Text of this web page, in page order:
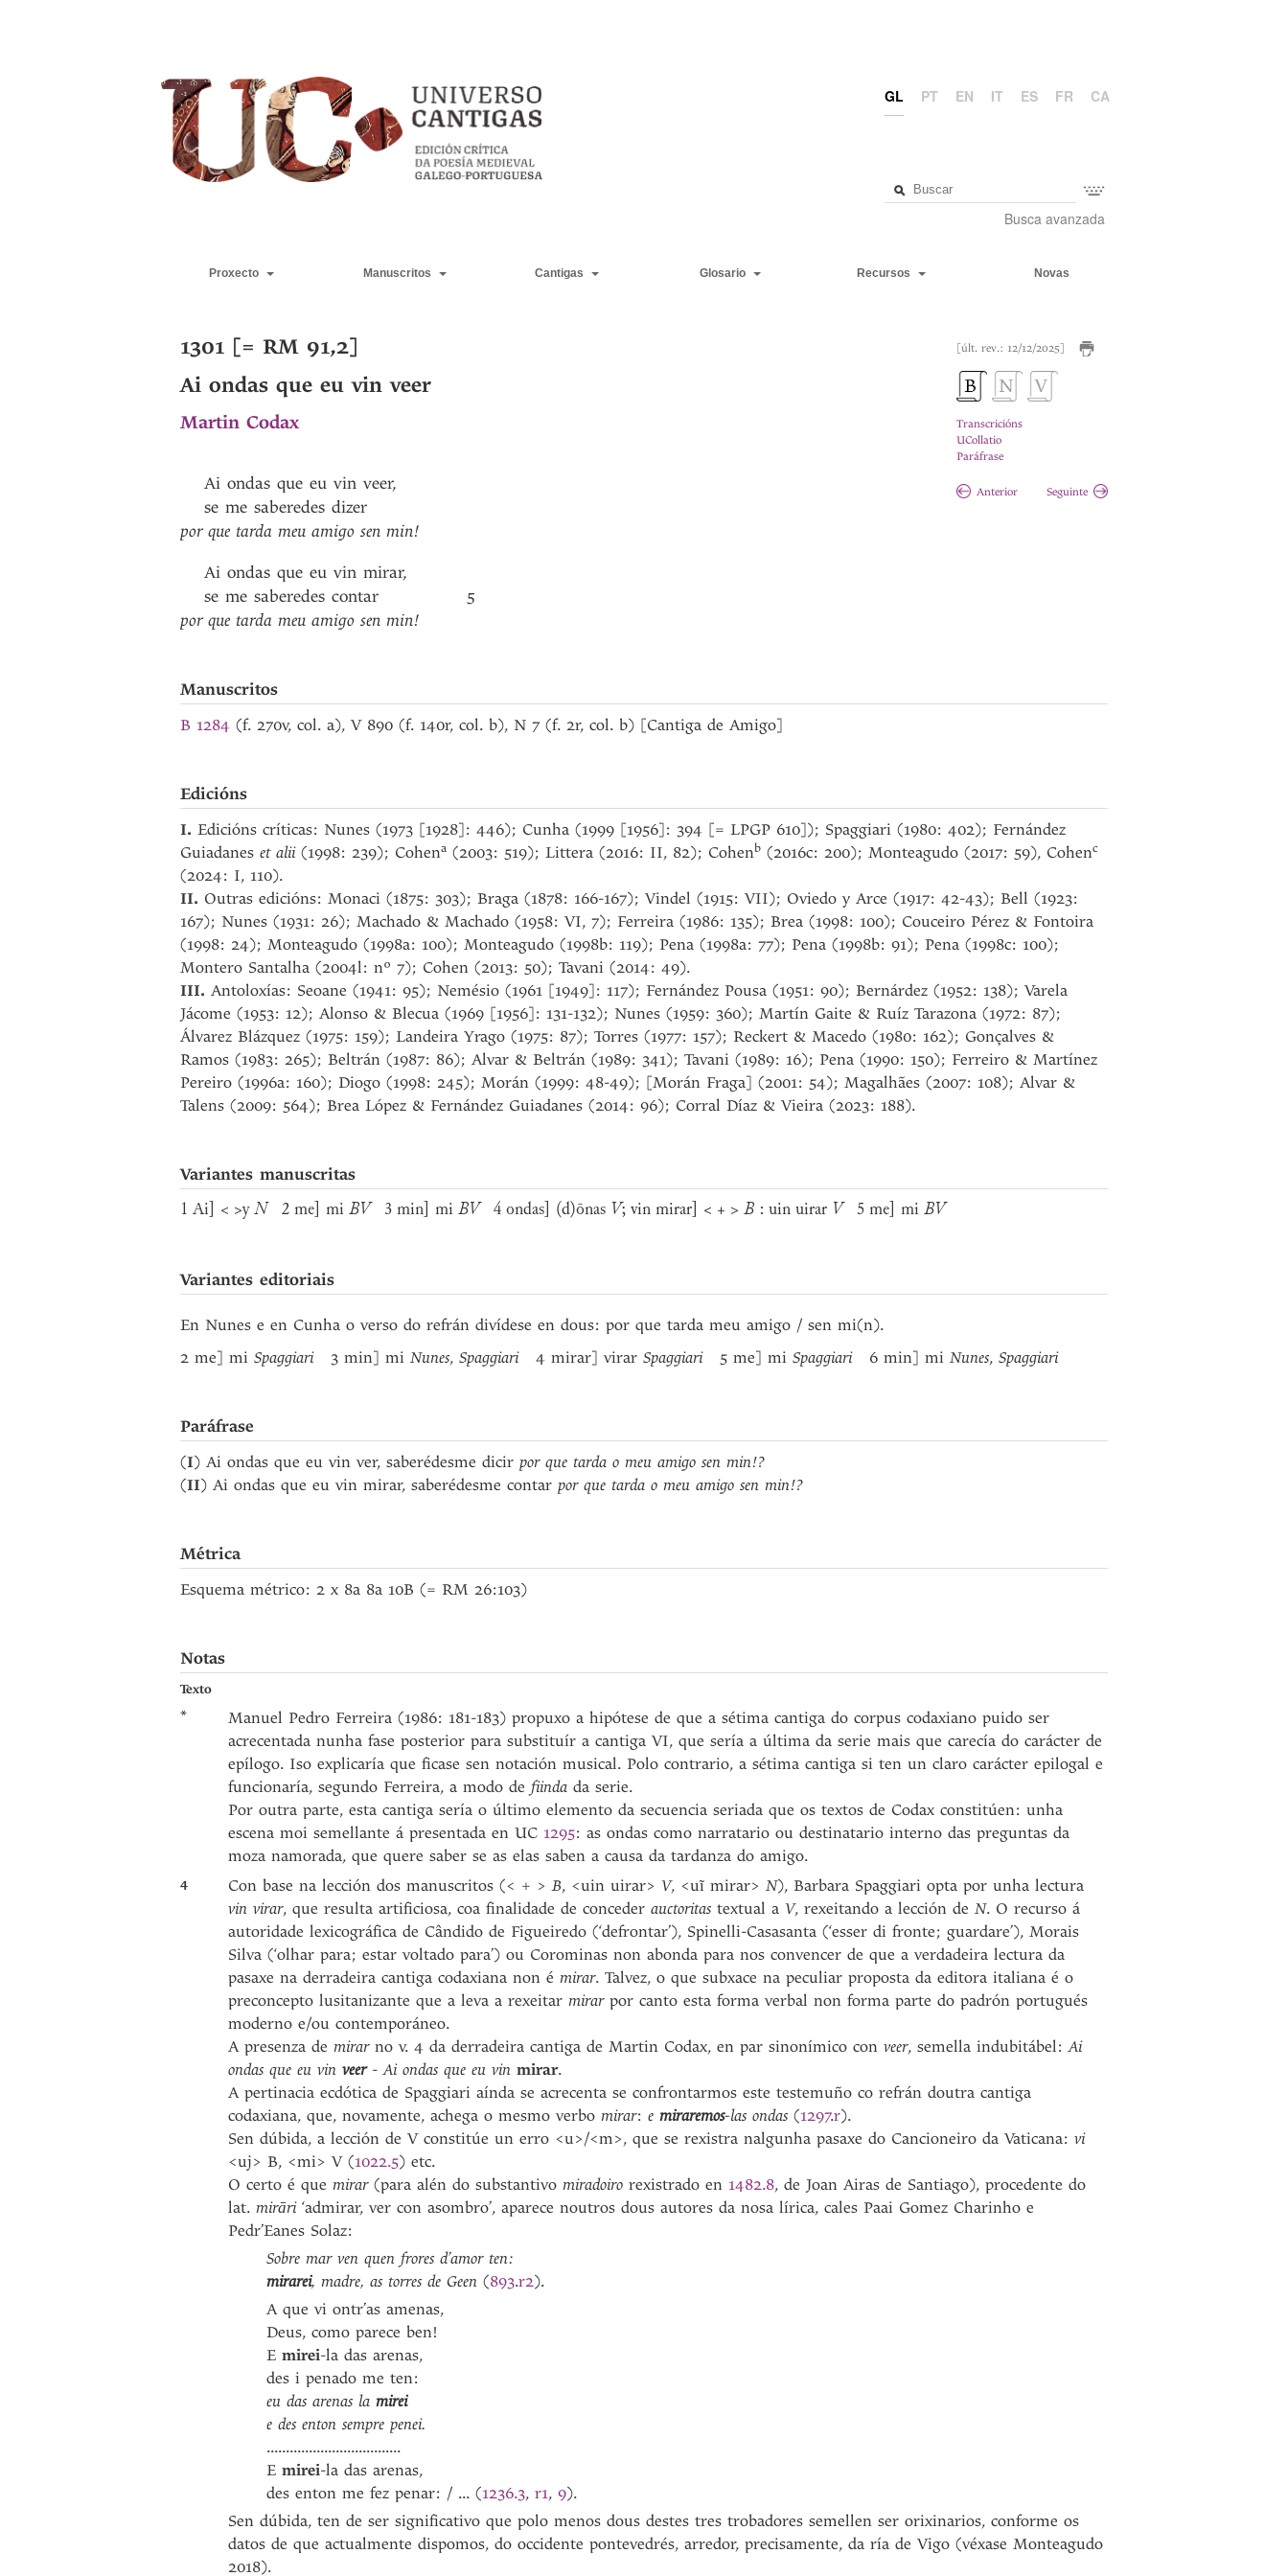
GL PT EN IT ES FR CA
Busca avanzada
Proxecto Manuscritos Cantigas Glosario Recursos Novas
[últ. rev.: 12/12/2025]
Transcricións
UCollatio
Paráfrase
Anterior Seguinte
1301 [= RM 91,2]
Ai ondas que eu vin veer
Martin Codax
Ai ondas que eu vin veer,
se me saberedes dizer
por que tarda meu amigo sen min!
Ai ondas que eu vin mirar,
se me saberedes contar
por que tarda meu amigo sen min!
5
Manuscritos
B 1284 (f. 270v, col. a), V 890 (f. 140r, col. b), N 7 (f. 2r, col. b) [Cantiga de Amigo]
Edicións
I. Edicións críticas: Nunes (1973 [1928]: 446); Cunha (1999 [1956]: 394 [= LPGP 610]); Spaggiari (1980: 402); Fernández
Guiadanes et alii(1998: 239); Cohena (2003: 519); Littera (2016: II, 82); Cohenb (2016c: 200); Monteagudo (2017: 59), Cohenc
(2024: I, 110).
II. Outras edicións: Monaci (1875: 303); Braga (1878: 166-167); Vindel (1915: VII); Oviedo y Arce (1917: 42-43); Bell (1923:
167); Nunes (1931: 26); Machado & Machado (1958: VI, 7); Ferreira (1986: 135); Brea (1998: 100); Couceiro Pérez & Fontoira
(1998: 24); Monteagudo (1998a: 100); Monteagudo (1998b: 119); Pena (1998a: 77); Pena (1998b: 91); Pena (1998c: 100);
Montero Santalha (2004l: nº 7); Cohen (2013: 50); Tavani (2014: 49).
III. Antoloxías: Seoane (1941: 95); Nemésio (1961 [1949]: 117); Fernández Pousa (1951: 90); Bernárdez (1952: 138); Varela
Jácome (1953: 12); Alonso & Blecua (1969 [1956]: 131-132); Nunes (1959: 360); Martín Gaite & Ruíz Tarazona (1972: 87);
Álvarez Blázquez (1975: 159); Landeira Yrago (1975: 87); Torres (1977: 157); Reckert & Macedo (1980: 162); Gonçalves &
Ramos (1983: 265); Beltrán (1987: 86); Alvar & Beltrán (1989: 341); Tavani (1989: 16); Pena (1990: 150); Ferreiro & Martínez
Pereiro (1996a: 160); Diogo (1998: 245); Morán (1999: 48-49); [Morán Fraga] (2001: 54); Magalhães (2007: 108); Alvar &
Talens (2009: 564); Brea López & Fernández Guiadanes (2014: 96); Corral Díaz & Vieira (2023: 188).
Variantes manuscritas
1 Ai] < >y N 2 me] mi BV 3 min] mi BV 4 ondas] (d)ōnas V; vin mirar] < + > B : uin uirar V 5 me] mi BV
Variantes editoriais
En Nunes e en Cunha o verso do refrán divídese en dous: por que tarda meu amigo / sen mi(n).
2 me] mi Spaggiari3 min] mi Nunes, Spaggiari4 mirar] virar Spaggiari5 me] mi Spaggiari6 min] mi Nunes, Spaggiari
Paráfrase
(I) Ai ondas que eu vin ver, saberédesme dicir por que tarda o meu amigo sen min!?
(II) Ai ondas que eu vin mirar, saberédesme contar por que tarda o meu amigo sen min!?
Métrica
Esquema métrico: 2 x 8a 8a 10B (= RM 26:103)
Notas
Texto
*
Manuel Pedro Ferreira (1986: 181-183) propuxo a hipótese de que a sétima cantiga do corpus codaxiano puido ser
acrecentada nunha fase posterior para substituír a cantiga VI, que sería a última da serie mais que carecía do carácter de
epílogo. Iso explicaría que ficase sen notación musical. Polo contrario, a sétima cantiga si ten un claro carácter epilogal e
funcionaría, segundo Ferreira, a modo de fiinda da serie.
Por outra parte, esta cantiga sería o último elemento da secuencia seriada que os textos de Codax constitúen: unha
escena moi semellante á presentada en UC 1295: as ondas como narratario ou destinatario interno das preguntas da
moza namorada, que quere saber se as elas saben a causa da tardanza do amigo.
4 Con base na lección dos manuscritos (< + >B, <uin uirar> V, <uĩ mirar> N), Barbara Spaggiari opta por unha lectura
vin virar, que resulta artificiosa, coa finalidade de conceder auctoritas textual a V, rexeitando a lección de N. O recurso á
autoridade lexicográfica de Cândido de Figueiredo (‘defrontar’), Spinelli-Casasanta (‘esser di fronte; guardare’), Morais
Silva (‘olhar para; estar voltado para’) ou Corominas non abonda para nos convencer de que a verdadeira lectura da
pasaxe na derradeira cantiga codaxiana non é mirar. Talvez, o que subxace na peculiar proposta da editora italiana é o
preconcepto lusitanizante que a leva a rexeitar mirarpor canto esta forma verbal non forma parte do padrón portugués
moderno e/ou contemporáneo.
A presenza de mirar no v. 4 da derradeira cantiga de Martin Codax, en par sinonímico con veer, semella indubitábel:Ai
ondas que eu vin veer-Ai ondas que eu vin mirar.
A pertinacia ecdótica de Spaggiari aínda se acrecenta se confrontarmos este testemuño co refrán doutra cantiga
codaxiana, que, novamente, achega o mesmo verbo mirar: e miraremos-las ondas (1297.r).
Sen dúbida, a lección de V constitúe un erro <u>/<m>, que se rexistra nalgunha pasaxe do Cancioneiro da Vaticana: vi
<uj> B, <mi> V (1022.5) etc.
O certo é que mirar(para alén do substantivo miradoiro rexistrado en 1482.8, de Joan Airas de Santiago), procedente do
lat. mirāri‘admirar, ver con asombro’, aparece noutros dous autores da nosa lírica, cales Paai Gomez Charinho e
Pedr’Eanes Solaz:
Sobre mar ven quen frores d’amor ten:
mirarei, madre, as torres de Geen (893.r2).
A que vi ontr’as amenas,
Deus, como parece ben!
E mirei-la das arenas,
des i penado me ten:
eu das arenas la mirei
e des enton sempre penei.
...................................
E mirei-la das arenas,
des enton me fez penar: / ... (1236.3, r1, 9).
Sen dúbida, ten de ser significativo que polo menos dous destes tres trobadores semellen ser orixinarios, conforme os
datos de que actualmente dispomos, do occidente pontevedrés, arredor, precisamente, da ría de Vigo (véxase Monteagudo
2018).